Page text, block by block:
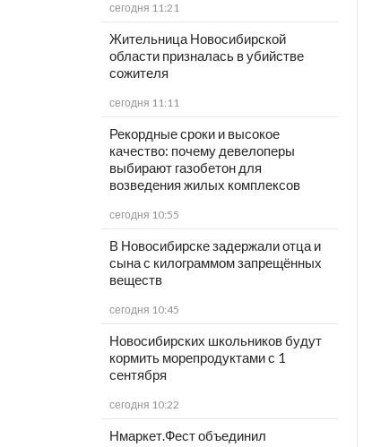
сегодня 11:21
Жительница Новосибирской
области призналась в убийстве
сожителя
сегодня 11:11
Рекордные сроки и высокое
качество: почему девелоперы
выбирают газобетон для
возведения жилых комплексов
сегодня 10:55
В Новосибирске задержали отца и
сына с килограммом запрещённых
веществ
сегодня 10:45
Новосибирских школьников будут
кормить морепродуктами с 1
сентября
сегодня 10:22
Нмаркет.Фест объединил